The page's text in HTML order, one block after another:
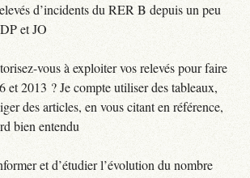
d’incidents du RER B depuis un peu
et JO
vous à exploiter vos relevés pour faire
et 2013 ? Je compte utiliser des tableaux,
des articles, en vous citant en référence,
bien entendu
et d’étudier l’évolution du nombre